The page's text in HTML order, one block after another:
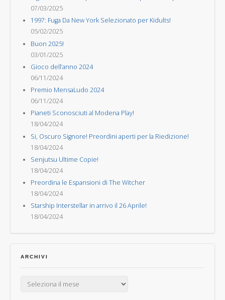
07/03/2025
1997: Fuga Da New York Selezionato per Kidults!
05/02/2025
Buon 2025!
03/01/2025
Gioco dell’anno 2024
06/11/2024
Premio MensaLudo 2024
06/11/2024
Pianeti Sconosciuti al Modena Play!
18/04/2024
Si, Oscuro Signore! Preordini aperti per la Riedizione!
18/04/2024
Senjutsu Ultime Copie!
18/04/2024
Preordina le Espansioni di The Witcher
18/04/2024
Starship Interstellar in arrivo il 26 Aprile!
18/04/2024
ARCHIVI